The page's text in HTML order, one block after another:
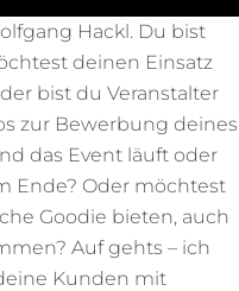
Hackl. Du bist
deinen Einsatz
bist du Veranstalter
zur Bewerbung deines
das Event läuft oder
Ende? Oder möchtest
Goodie bieten, auch
Auf gehts – ich
Kunden mit